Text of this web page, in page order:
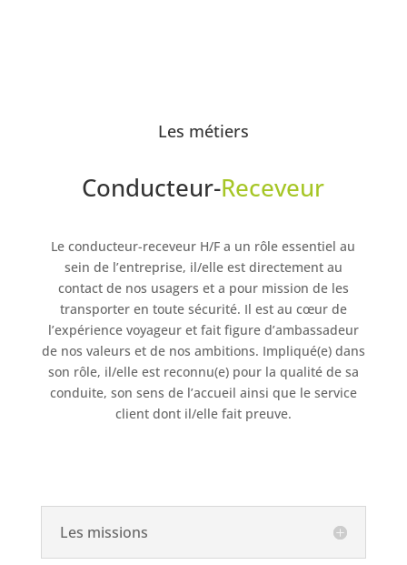
Les métiers
Conducteur-Receveur
Le conducteur-receveur H/F a un rôle essentiel au
sein de l’entreprise, il/elle est directement au
contact de nos usagers et a pour mission de les
transporter en toute sécurité. Il est au cœur de
l’expérience voyageur et fait figure d’ambassadeur
de nos valeurs et de nos ambitions. Impliqué(e) dans
son rôle, il/elle est reconnu(e) pour la qualité de sa
conduite, son sens de l’accueil ainsi que le service
client dont il/elle fait preuve.
Les missions